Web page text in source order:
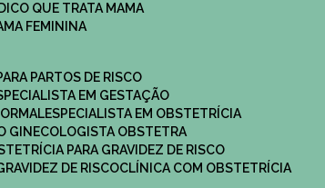
QUE TRATA MAMA
FEMININA
PARTOS DE RISCO
EM GESTAÇÃO
ESPECIALISTA EM OBSTETRÍCIA
GINECOLOGISTA OBSTETRA
PARA GRAVIDEZ DE RISCO
DE RISCO
CLÍNICA COM OBSTETRÍCIA